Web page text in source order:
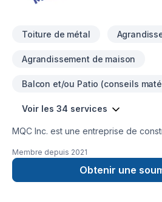
Toiture de métal
Agrandissement de maison
Balcon et/ou Patio (conseils
Voir les 34 services
MQC Inc. est une entreprise de
projets résidentiels, commerciaux et
L’entreprise offre des services
planification et la préparation des
Membre depuis 2021
Obtenir une